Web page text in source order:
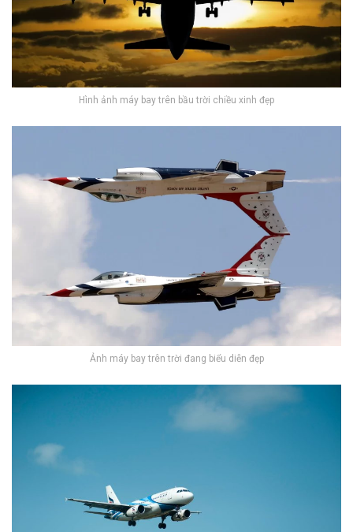
Hình ảnh máy bay trên bầu trời chiều xinh đẹp
Ảnh máy bay trên trời đang biểu diễn đẹp